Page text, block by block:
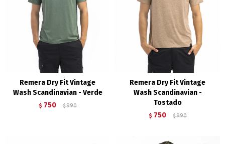
Remera Dry Fit Vintage
Wash Scandinavian - Verde
$ 750 $ 990
Remera Dry Fit Vintage
Wash Scandinavian -
Tostado
$ 750 $ 990